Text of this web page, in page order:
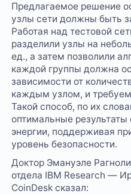
Предлагаемое решение
узлы сети должны быть
Работая над тестовой
разделили узлы на
ед., а затем позволили
каждой группы должна
зависимости от
каждым узлом, и
Такой способ, по их
оптимальные результаты
энергии, поддерживая
уровень безопасности.
Доктор Эмануэле
отдела IBM Research —
CoinDesk сказал: